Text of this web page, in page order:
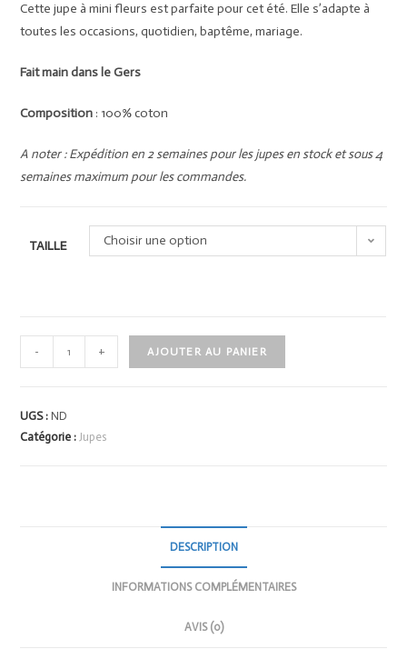
Cette jupe à mini fleurs est parfaite pour cet été. Elle s’adapte à
toutes les occasions, quotidien, baptême, mariage.
Fait main dans le Gers
Composition : 100% coton
A noter : Expédition en 2 semaines pour les jupes en stock et sous 4
semaines maximum pour les commandes.
TAILLE Choisir une option
- + AJOUTER AU PANIER
UGS :ND
Catégorie :Jupes
DESCRIPTION
INFORMATIONS COMPLÉMENTAIRES
AVIS (0)